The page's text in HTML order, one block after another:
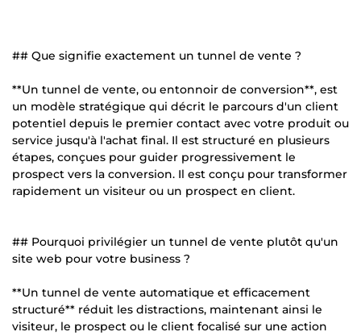
## Que signifie exactement un tunnel de vente ?
**Un tunnel de vente, ou entonnoir de conversion**, est
un modèle stratégique qui décrit le parcours d'un client
potentiel depuis le premier contact avec votre produit ou
service jusqu'à l'achat final. Il est structuré en plusieurs
étapes, conçues pour guider progressivement le
prospect vers la conversion. Il est conçu pour transformer
rapidement un visiteur ou un prospect en client.
## Pourquoi privilégier un tunnel de vente plutôt qu'un
site web pour votre business ?
**Un tunnel de vente automatique et efficacement
structuré** réduit les distractions, maintenant ainsi le
visiteur, le prospect ou le client focalisé sur une action